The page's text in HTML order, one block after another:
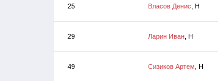
25 Власов Денис , Н
29 Ларин Иван , Н
49 Сизиков Артем , Н